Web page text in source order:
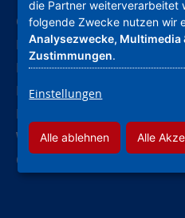
Compliance
Hinweise und Meldestelle
Barrierefreiheitserklärung
Impressum
Datenschutz
Widerruf Werbung
Cookie-Einstellungen
die Partner weiterverarbeitet
folgende Zwecke nutzen wir
Analysezwecke, Multimedia
Zustimmungen.
Einstellungen
Alle ablehnen Alle